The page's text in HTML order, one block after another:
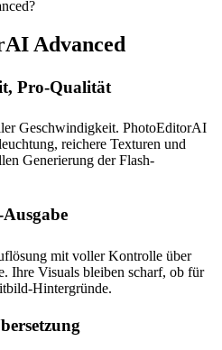
Advanced
Pro-Qualität
Geschwindigkeit. PhotoEditorAI
reichere Texturen und
Generierung der Flash-
mit voller Kontrolle über
Ihre Visuals bleiben scharf, ob für
Hintergründe.